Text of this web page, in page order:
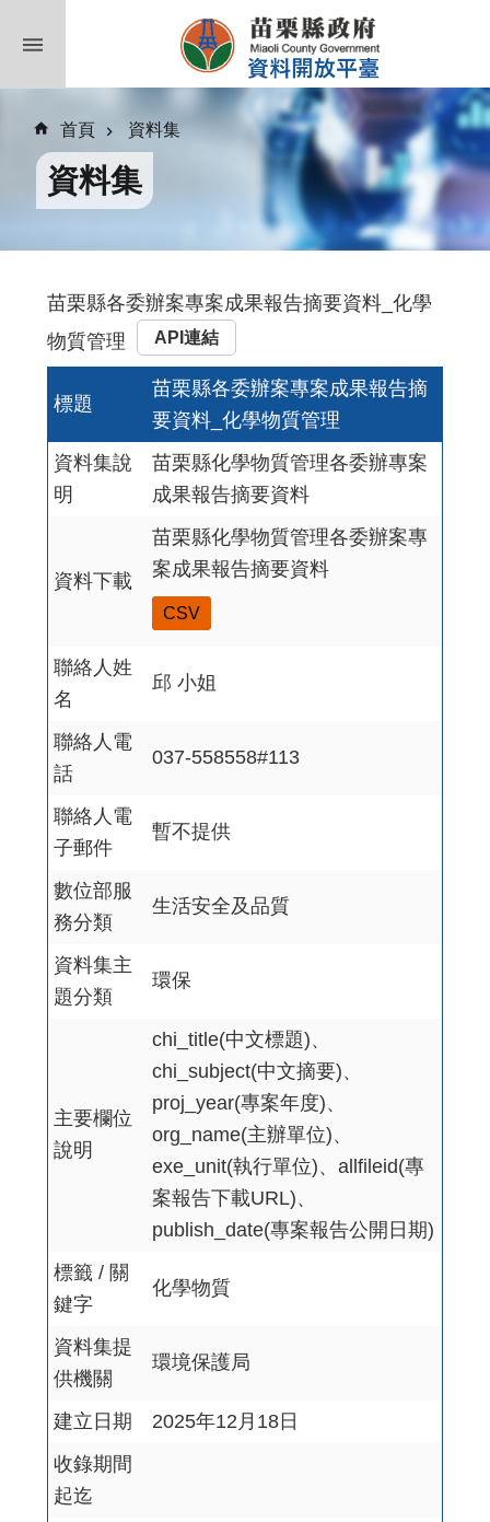
首頁 資料集
資料集
苗栗縣各委辦案專案成果報告摘要資料_化學
物質管理
API連結
標題
苗栗縣各委辦案專案成果報告摘
要資料_化學物質管理
資料集說
明
苗栗縣化學物質管理各委辦專案
成果報告摘要資料
資料下載
苗栗縣化學物質管理各委辦案專
案成果報告摘要資料
CSV
聯絡人姓
名
邱 小姐
聯絡人電
話
037-558558#113
聯絡人電
子郵件
暫不提供
數位部服
務分類
生活安全及品質
資料集主
題分類
環保
主要欄位
說明
chi_title(中文標題)、
chi_subject(中文摘要)、
proj_year(專案年度)、
org_name(主辦單位)、
exe_unit(執行單位)、allfileid(專
案報告下載URL)、
publish_date(專案報告公開日期)
標籤 / 關
鍵字
化學物質
資料集提
供機關
環境保護局
建立日期
2025年12月18日
收錄期間
起迄